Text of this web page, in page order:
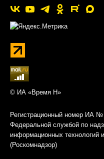
© ИА «Время Н»
Регистрационный номер ИА
Федеральной службой по
информационных технологий
(Роскомнадзор)